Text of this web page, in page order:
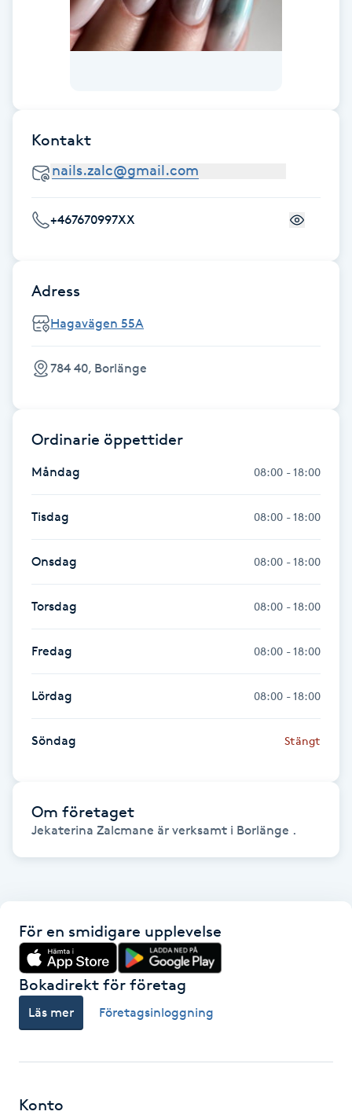
Faceliftmassage
Fet hårbotten
Fotmassage
Fotsvamp
Fotvård
Fransborttagning
Fransfärgning
Fransförlängning
Fransförlängning Megavolym
Fransförlängning Volym
Fransk manikyr
Frekvensterapi
Friskvård
Frisör
Funktionsanalys
Färgning
G
Kontakt
+467670997XX
Adress
Hagavägen 55A
784 40, Borlänge
Ordinarie öppettider
Måndag 08:00 - 18:00
Tisdag 08:00 - 18:00
Onsdag 08:00 - 18:00
Torsdag 08:00 - 18:00
Fredag 08:00 - 18:00
Lördag 08:00 - 18:00
Söndag Stängt
Om företaget
Jekaterina Zalcmane är verksamt i Borlänge .
För en smidigare upplevelse
Bokadirekt för företag
Läs mer Företagsinloggning
Konto